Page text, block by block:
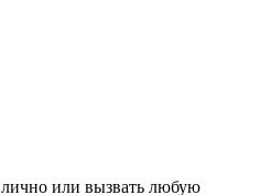
лично или вызвать любую